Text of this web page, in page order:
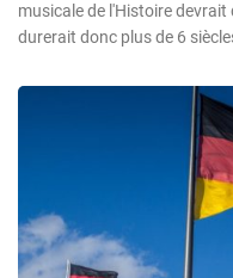
musicale de l'Histoire devrait
durerait donc plus de 6